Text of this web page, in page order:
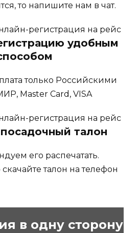
то напишите нам в чат.
удобным
только Российскими
Master Card, VISA
талон
его распечатать.
талон на телефон
в одну сторону